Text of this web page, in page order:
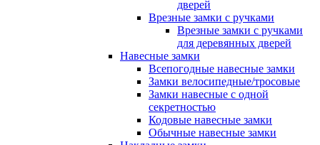
дверей
Врезные замки с ручками
Врезные замки с ручками
для деревянных дверей
Навесные замки
Всепогодные навесные замки
Замки велосипедные/тросовые
Замки навесные с одной
секретностью
Кодовые навесные замки
Обычные навесные замки